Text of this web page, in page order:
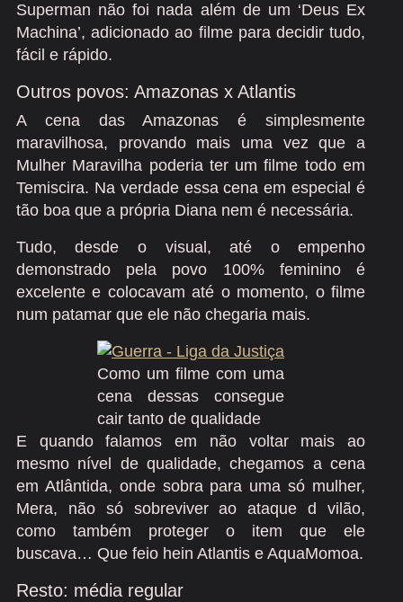
Superman não foi nada além de um ‘Deus Ex
Machina’, adicionado ao filme para decidir tudo,
fácil e rápido.
Outros povos: Amazonas x Atlantis
A cena das Amazonas é simplesmente
maravilhosa, provando mais uma vez que a
Mulher Maravilha poderia ter um filme todo em
Temiscira. Na verdade essa cena em especial é
tão boa que a própria Diana nem é necessária.
Tudo, desde o visual, até o empenho
demonstrado pela povo 100% feminino é
excelente e colocavam até o momento, o filme
num patamar que ele não chegaria mais.
Como um filme com uma
cena dessas consegue
cair tanto de qualidade
E quando falamos em não voltar mais ao
mesmo nível de qualidade, chegamos a cena
em Atlântida, onde sobra para uma só mulher,
Mera, não só sobreviver ao ataque d vilão,
como também proteger o item que ele
buscava… Que feio hein Atlantis e AquaMomoa.
Resto: média regular